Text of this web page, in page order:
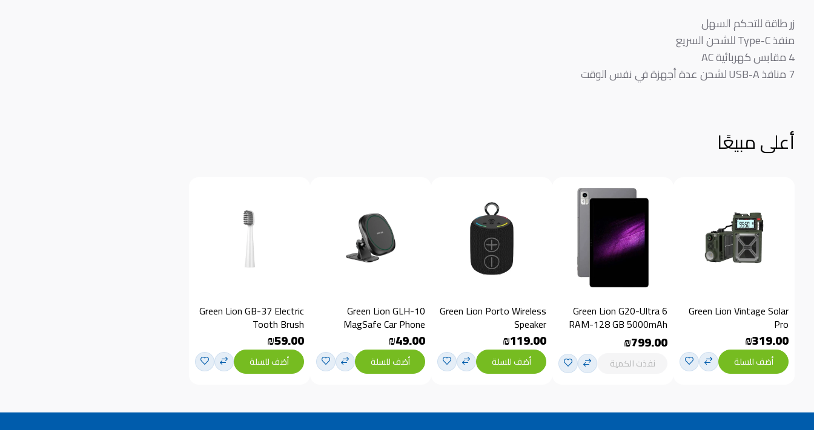
زر طاقة للتحكم السهل
منفذ Type-C للشحن السريع
4 مقابس كهربائية AC
7 منافذ USB-A لشحن عدة أجهزة في نفس الوقت
أعلى مبيعًا
Green Lion Vintage Solar
Pro
₪319.00
أضف للسلة
Green Lion G20-Ultra 6
RAM-128 GB 5000mAh
₪799.00
نفذت الكمية
Green Lion Porto Wireless
Speaker
₪119.00
أضف للسلة
Green Lion GLH-10
MagSafe Car Phone
Holder
₪49.00
أضف للسلة
Green Lion GB-37 Electric
Tooth Brush
₪59.00
أضف للسلة